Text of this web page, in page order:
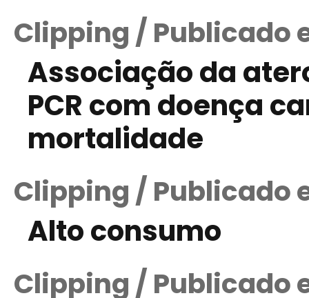
Clipping / Publicado
Associação da
PCR com doença
mortalidade
Clipping / Publicado
Alto consumo
Clipping / Publicado